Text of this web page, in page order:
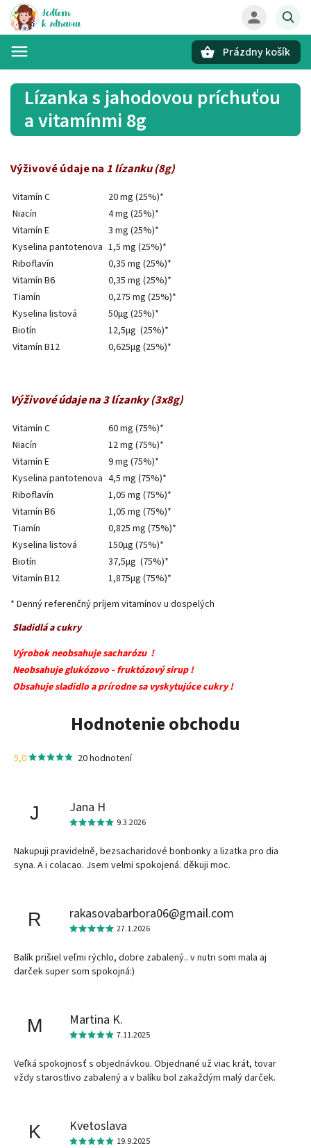
Prázdny košík
Lízanka s jahodovou príchuťou
a vitamínmi 8g
Výživové údaje na 1 lízanku (8g)
Vitamín C
20 mg (25%)*
Niacín
4 mg (25%)*
Vitamín E
3 mg (25%)*
Kyselina pantotenova 1,5 mg (25%)*
Riboflavín
0,35 mg (25%)*
Vitamín B6
0,35 mg (25%)*
Tiamín
0,275 mg (25%)*
Kyselina listová
50μg (25%)*
Biotín
12,5μg (25%)*
Vitamín B12
0,625μg (25%)*
Výživové údaje na 3 lízanky (3x8g)
Vitamín C
60 mg (75%)*
Niacín
12 mg (75%)*
Vitamín E
9 mg (75%)*
Kyselina pantotenova 4,5 mg (75%)*
Riboflavín
1,05 mg (75%)*
Vitamín B6
1,05 mg (75%)*
Tiamín
0,825 mg (75%)*
Kyselina listová
150μg (75%)*
Biotín
37,5μg (75%)*
Vitamín B12
1,875μg (75%)*
* Denný referenčný príjem vitamínov u dospelých
Sladidlá a cukry
Výrobok neobsahuje sacharózu !
Neobsahuje glukózovo - fruktózový sirup !
Obsahuje sladidlo a prírodne sa vyskytujúce cukry !
Hodnotenie obchodu
5,0 20 hodnotení
J Jana H
9.3.2026
Nakupuji pravidelně, bezsacharidové bonbonky a lizatka pro dia
syna. A i colacao. Jsem velmi spokojená. děkuji moc.
R rakasovabarbora06@gmail.com
27.1.2026
Balík prišiel veľmi rýchlo, dobre zabalený.. v nutri som mala aj
darček super som spokojná:)
M Martina K.
7.11.2025
Veľká spokojnosť s objednávkou. Objednané už viac krát, tovar
vždy starostlivo zabalený a v balíku bol zakaždým malý darček.
K Kvetoslava
19.9.2025